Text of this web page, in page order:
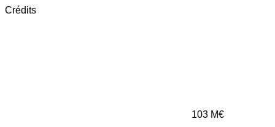
Crédits
103 M€